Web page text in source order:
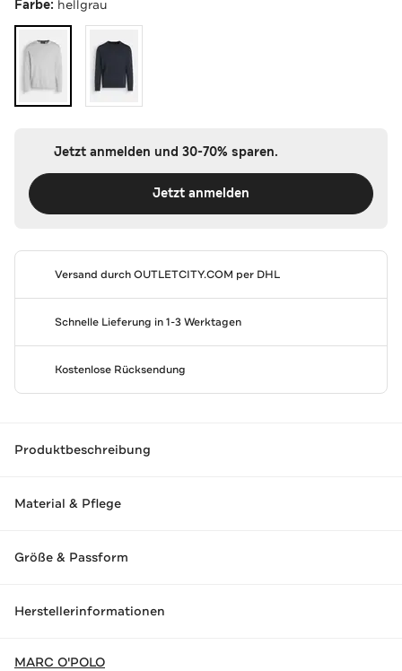
Farbe: hellgrau
Jetzt anmelden und 30-70% sparen.
Jetzt anmelden
Versand durchOUTLETCITY.COM per DHL
Schnelle Lieferung in 1-3 Werktagen
Kostenlose Rücksendung
Produktbeschreibung
Material & Pflege
Größe & Passform
Herstellerinformationen
MARC O'POLO